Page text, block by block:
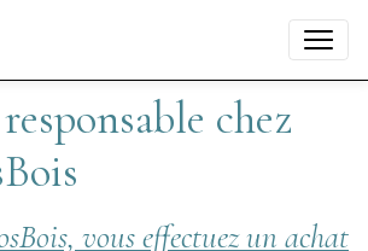
chez
vous effectuez un achat